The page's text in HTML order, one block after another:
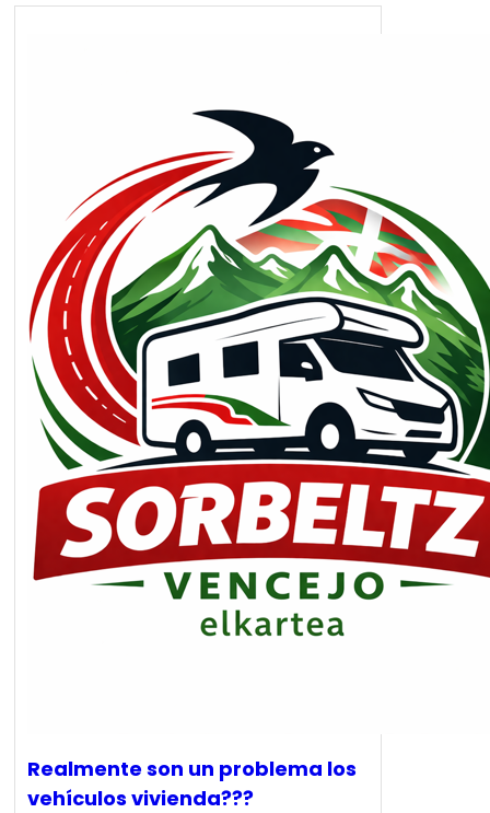
Realmente son un problema los
vehículos vivienda???